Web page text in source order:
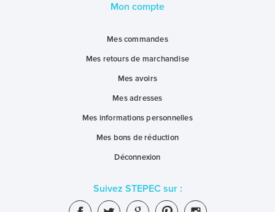
Mon compte
Mes commandes
Mes retours de marchandise
Mes avoirs
Mes adresses
Mes informations personnelles
Mes bons de réduction
Déconnexion
Suivez STEPEC sur :